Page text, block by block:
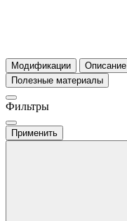
Модификации Описание
Полезные материалы
Фильтры
Применить